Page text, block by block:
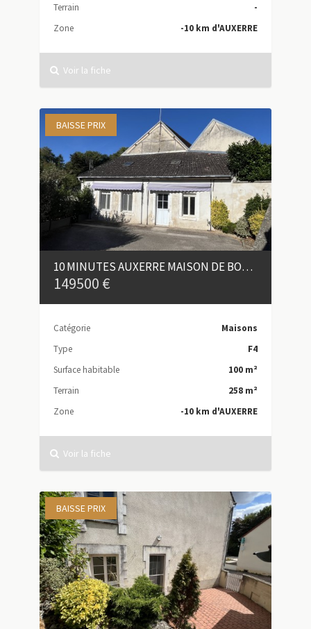
Terrain
-
Zone
-10 km d'AUXERRE
Voir la fiche
BAISSE PRIX
10 MINUTES AUXERRE MAISON DE BOURG 4 PIÈCES AVEC COUR
149500 €
Catégorie
Maisons
Type
F4
Surface habitable
100 m²
Terrain
258 m²
Zone
-10 km d'AUXERRE
Voir la fiche
BAISSE PRIX